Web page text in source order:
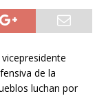
de la
luchan por